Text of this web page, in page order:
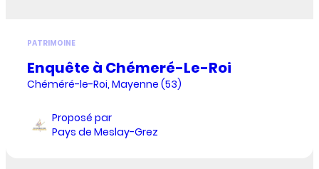
PATRIMOINE
Enquête à Chémeré-Le-Roi
Chéméré-le-Roi, Mayenne (53)
Proposé par
Pays de Meslay-Grez